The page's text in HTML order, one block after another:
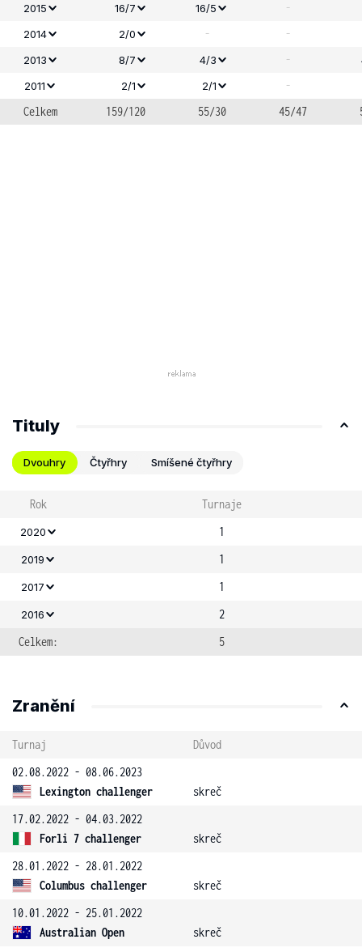
2015
16/7 16/5 -
2014 2/0 - -
2013 8/7 4/3 -
2011
2/1 2/1
-
Celkem
159/120 55/30 45/47
Tituly
Dvouhry Čtyřhry Smíšené čtyřhry
Rok Turnaje
2020 1
2019 1
2017 1
2016
2
Celkem:
5
Zranění
Turnaj
Důvod
02.08.2022 - 08.06.2023
Lexington challenger
skreč
17.02.2022 - 04.03.2022
Forli 7 challenger
skreč
28.01.2022 - 28.01.2022
Columbus challenger
skreč
10.01.2022 - 25.01.2022
Australian Open
skreč